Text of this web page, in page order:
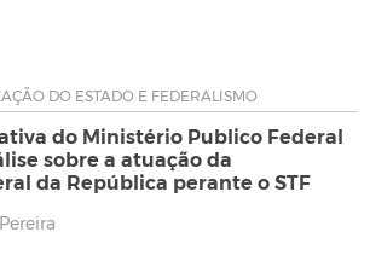
DO ESTADO E FEDERALISMO
do Ministério Publico Federal
sobre a atuação da
da República perante o STF